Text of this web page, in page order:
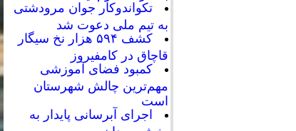
تکواندوکار جوان مرودشتی
به تیم ملی دعوت شد
کشف ۵۹۴ هزار نخ سیگار
قاچاق در کامفیروز
کمبود فضای آموزشی
مهم‌ترین چالش شهرستان
است
اجرای آبرسانی پایدار به